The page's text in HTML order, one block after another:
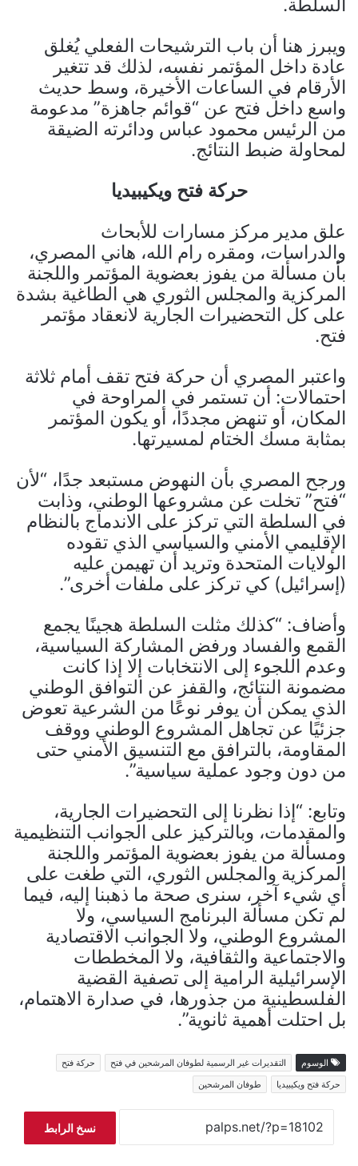
السلطة.
ويبرز هنا أن باب الترشيحات الفعلي يُغلق
عادة داخل المؤتمر نفسه، لذلك قد تتغير
الأرقام في الساعات الأخيرة، وسط حديث
واسع داخل فتح عن “قوائم جاهزة” مدعومة
من الرئيس محمود عباس ودائرته الضيقة
لمحاولة ضبط النتائج.
حركة فتح ويكيبيديا
علق مدير مركز مسارات للأبحاث
والدراسات، ومقره رام الله، هاني المصري،
بأن مسألة من يفوز بعضوية المؤتمر واللجنة
المركزية والمجلس الثوري هي الطاغية بشدة
على كل التحضيرات الجارية لانعقاد مؤتمر
فتح.
واعتبر المصري أن حركة فتح تقف أمام ثلاثة
احتمالات: أن تستمر في المراوحة في
المكان، أو تنهض مجددًا، أو يكون المؤتمر
بمثابة مسك الختام لمسيرتها.
ورجح المصري بأن النهوض مستبعد جدًا، “لأن
“فتح” تخلت عن مشروعها الوطني، وذابت
في السلطة التي تركز على الاندماج بالنظام
الإقليمي الأمني والسياسي الذي تقوده
الولايات المتحدة وتريد أن تهيمن عليه
(إسرائيل) كي تركز على ملفات أخرى”.
وأضاف: “كذلك مثلت السلطة هجينًا يجمع
القمع والفساد ورفض المشاركة السياسية،
وعدم اللجوء إلى الانتخابات إلا إذا كانت
مضمونة النتائج، والقفز عن التوافق الوطني
الذي يمكن أن يوفر نوعًا من الشرعية تعوض
جزئيًا عن تجاهل المشروع الوطني ووقف
المقاومة، بالترافق مع التنسيق الأمني حتى
من دون وجود عملية سياسية”.
وتابع: “إذا نظرنا إلى التحضيرات الجارية،
والمقدمات، وبالتركيز على الجوانب التنظيمية
ومسألة من يفوز بعضوية المؤتمر واللجنة
المركزية والمجلس الثوري، التي طغت على
أي شيء آخر، سنرى صحة ما ذهبنا إليه، فيما
لم تكن مسألة البرنامج السياسي، ولا
المشروع الوطني، ولا الجوانب الاقتصادية
والاجتماعية والثقافية، ولا المخططات
الإسرائيلية الرامية إلى تصفية القضية
الفلسطينية من جذورها، في صدارة الاهتمام،
بل احتلت أهمية ثانوية”.
الوسوم التقديرات غير الرسمية لطوفان المرشحين في فتح
حركة فتح
حركة فتح ويكيبيديا
طوفان المرشحين
نسخ الرابط